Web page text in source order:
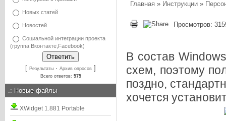
Новых статей
Новостей
Социальной интеграции проекта
(группа Вконтакте,Facebook)
[ Результаты · Архив опросов ]
Всего ответов: 575
.: Новые файлы
XWidget 1.881 Portable
Главная » Инструкции »
Просмотров:
В состав
схем, поэтому
поздно,
хочется